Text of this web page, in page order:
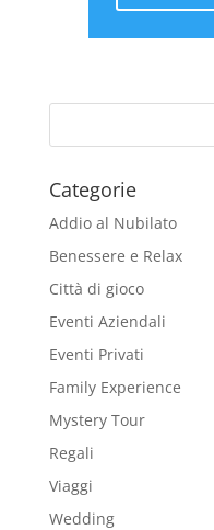
Categorie
Addio al Nubilato
Benessere e Relax
Città di gioco
Eventi Aziendali
Eventi Privati
Family Experience
Mystery Tour
Regali
Viaggi
Wedding